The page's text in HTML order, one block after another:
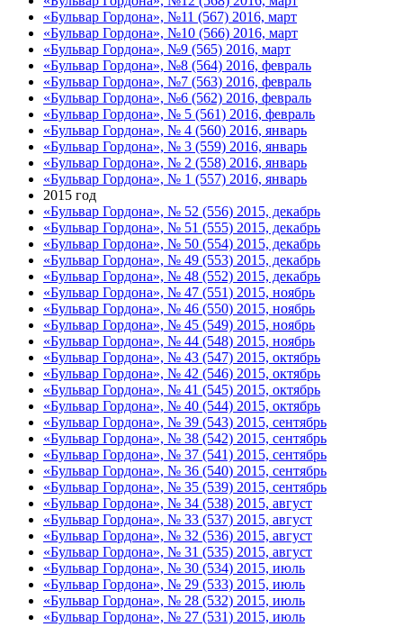
«Бульвар Гордона», №11 (567) 2016, март
«Бульвар Гордона», №10 (566) 2016, март
«Бульвар Гордона», №9 (565) 2016, март
«Бульвар Гордона», №8 (564) 2016, февраль
«Бульвар Гордона», №7 (563) 2016, февраль
«Бульвар Гордона», №6 (562) 2016, февраль
«Бульвар Гордона», № 5 (561) 2016, февраль
«Бульвар Гордона», № 4 (560) 2016, январь
«Бульвар Гордона», № 3 (559) 2016, январь
«Бульвар Гордона», № 2 (558) 2016, январь
«Бульвар Гордона», № 1 (557) 2016, январь
2015 год
«Бульвар Гордона», № 52 (556) 2015, декабрь
«Бульвар Гордона», № 51 (555) 2015, декабрь
«Бульвар Гордона», № 50 (554) 2015, декабрь
«Бульвар Гордона», № 49 (553) 2015, декабрь
«Бульвар Гордона», № 48 (552) 2015, декабрь
«Бульвар Гордона», № 47 (551) 2015, ноябрь
«Бульвар Гордона», № 46 (550) 2015, ноябрь
«Бульвар Гордона», № 45 (549) 2015, ноябрь
«Бульвар Гордона», № 44 (548) 2015, ноябрь
«Бульвар Гордона», № 43 (547) 2015, октябрь
«Бульвар Гордона», № 42 (546) 2015, октябрь
«Бульвар Гордона», № 41 (545) 2015, октябрь
«Бульвар Гордона», № 40 (544) 2015, октябрь
«Бульвар Гордона», № 39 (543) 2015, сентябрь
«Бульвар Гордона», № 38 (542) 2015, сентябрь
«Бульвар Гордона», № 37 (541) 2015, сентябрь
«Бульвар Гордона», № 36 (540) 2015, сентябрь
«Бульвар Гордона», № 35 (539) 2015, сентябрь
«Бульвар Гордона», № 34 (538) 2015, август
«Бульвар Гордона», № 33 (537) 2015, август
«Бульвар Гордона», № 32 (536) 2015, август
«Бульвар Гордона», № 31 (535) 2015, август
«Бульвар Гордона», № 30 (534) 2015, июль
«Бульвар Гордона», № 29 (533) 2015, июль
«Бульвар Гордона», № 28 (532) 2015, июль
«Бульвар Гордона», № 27 (531) 2015, июль